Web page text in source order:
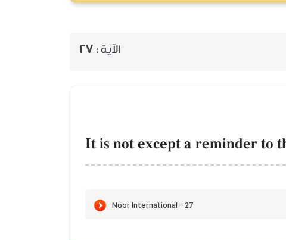
الآية : 27
It is not except a reminder to